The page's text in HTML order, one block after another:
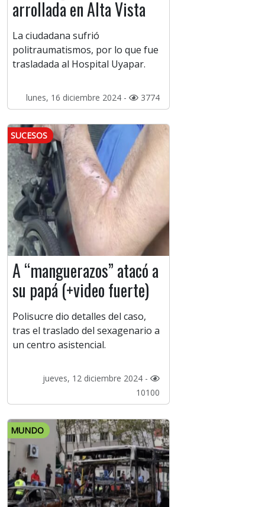
arrollada en Alta Vista
La ciudadana sufrió
politraumatismos, por lo que fue
trasladada al Hospital Uyapar.
lunes, 16 diciembre 2024 - 3774
SUCESOS
A “manguerazos” atacó a
su papá (+video fuerte)
Polisucre dio detalles del caso,
tras el traslado del sexagenario a
un centro asistencial.
jueves, 12 diciembre 2024 -
10100
MUNDO